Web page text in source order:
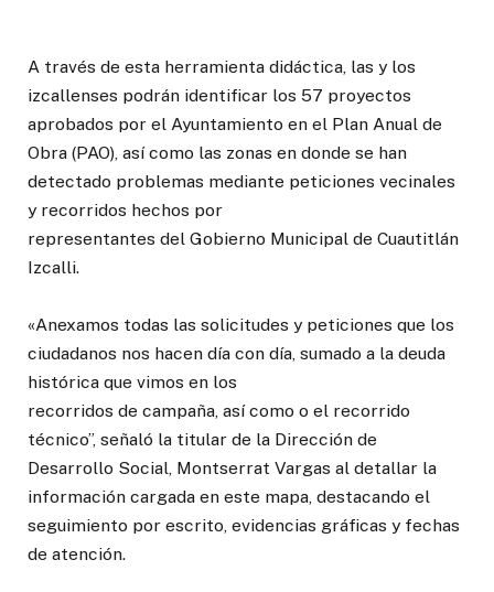
A través de esta herramienta didáctica, las y los
izcallenses podrán identificar los 57 proyectos
aprobados por el Ayuntamiento en el Plan Anual de
Obra (PAO), así como las zonas en donde se han
detectado problemas mediante peticiones vecinales
y recorridos hechos por
representantes del Gobierno Municipal de Cuautitlán
Izcalli.
«Anexamos todas las solicitudes y peticiones que los
ciudadanos nos hacen día con día, sumado a la deuda
histórica que vimos en los
recorridos de campaña, así como o el recorrido
técnico”, señaló la titular de la Dirección de
Desarrollo Social, Montserrat Vargas al detallar la
información cargada en este mapa, destacando el
seguimiento por escrito, evidencias gráficas y fechas
de atención.